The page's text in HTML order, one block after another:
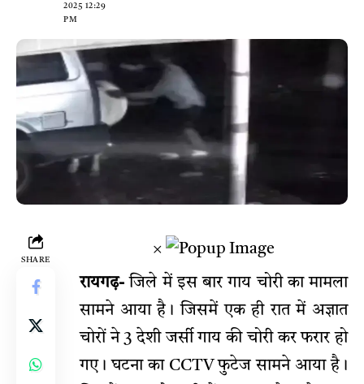
2025 12:29
PM
SHARE
×
रायगढ़- जिले में इस बार गाय चोरी का मामला
सामने आया है। जिसमें एक ही रात में अज्ञात
चोरों ने 3 देशी जर्सी गाय की चोरी कर फरार हो
गए। घटना का CCTV फुटेज सामने आया है।